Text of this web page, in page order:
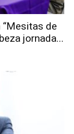
“Mesitas de
jornada...